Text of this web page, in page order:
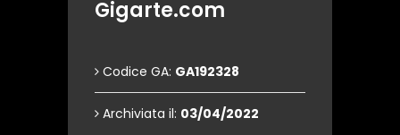
Gigarte.com
Codice GA: GA192328
Archiviata il: 03/04/2022